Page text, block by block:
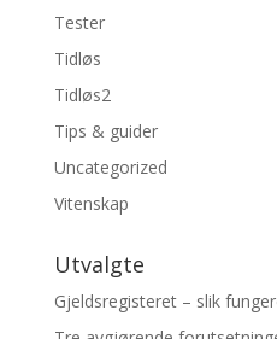
Tester
Tidløs
Tidløs2
Tips & guider
Uncategorized
Vitenskap
Utvalgte
Gjeldsregisteret – slik